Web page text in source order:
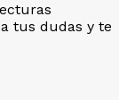
tus dudas y te